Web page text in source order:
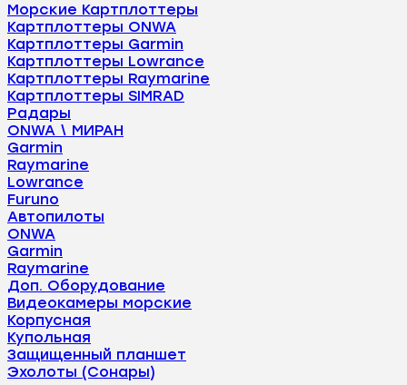
Морские Картплоттеры
Картплоттеры ONWA
Картплоттеры Garmin
Картплоттеры Lowrance
Картплоттеры Raymarine
Картплоттеры SIMRAD
Радары
ONWA \ МИРАН
Garmin
Raymarine
Lowrance
Furuno
Автопилоты
ONWA
Garmin
Raymarine
Доп. Оборудование
Видеокамеры морские
Корпусная
Купольная
Защищенный планшет
Эхолоты (Сонары)